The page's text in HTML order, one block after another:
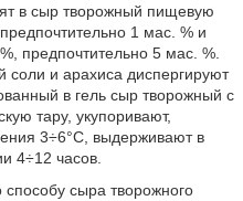
в сыр творожный пищевую
1 мас. % и
предпочтительно 5 мас. %.
и арахиса диспергируют
в гель сыр творожный с
тару, укупоривают,
3÷6°С, выдерживают в
4÷12 часов.
сыра творожного